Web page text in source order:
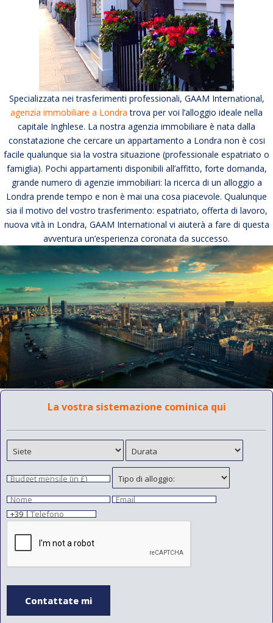
Specializzata nei trasferimenti professionali, GAAM International,
agenzia immobiliare a Londra trova per voi l’alloggio ideale nella
capitale Inghlese. La nostra agenzia immobiliare è nata dalla
constatazione che cercare un appartamento a Londra non è cosi
facile qualunque sia la vostra situazione (professionale espatriato o
famiglia). Pochi appartamenti disponibili all’affitto, forte domanda,
grande numero di agenzie immobiliari: la ricerca di un alloggio a
Londra prende tempo e non è mai una cosa piacevole. Qualunque
sia il motivo del vostro trasferimento: espatriato, offerta di lavoro,
nuova vità in Londra, GAAM International vi aiuterà a fare di questa
avventura un’esperienza coronata da successo.
La vostra sistemazione cominica qui